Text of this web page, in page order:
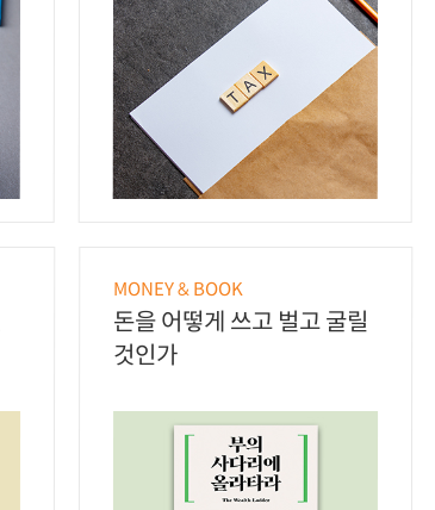
MONEY & BOOK
돈을 어떻게 쓰고 벌고 굴릴
것인가